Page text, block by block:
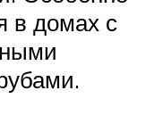
в домах с